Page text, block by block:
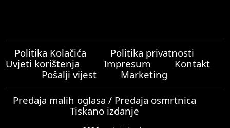
Politika Kolačića
Politika privatnosti
Uvjeti korištenja
Impresum
Kontakt
Pošalji vijest
Marketing
Predaja malih oglasa / Predaja osmrtnica
Tiskano izdanje